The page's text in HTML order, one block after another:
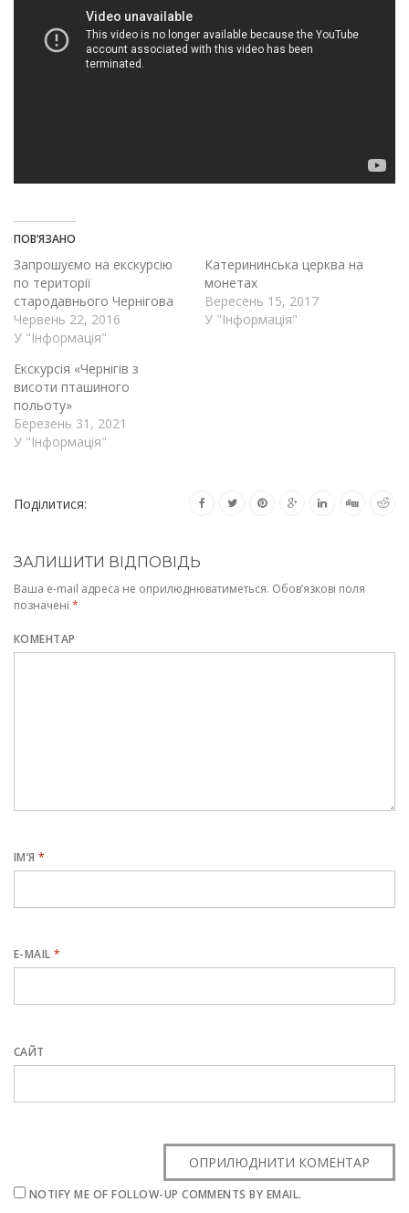
ПОВ’ЯЗАНО
Запрошуємо на екскурсію
по території
стародавнього Чернігова
Червень 22, 2016
У "Інформація"
Катерининська церква на
монетах
Вересень 15, 2017
У "Інформація"
Екскурсія «Чернігів з
висоти пташиного
польоту»
Березень 31, 2021
У "Інформація"
Поділитися:
ЗАЛИШИТИ ВІДПОВІДЬ
Ваша e-mail адреса не оприлюднюватиметься. Обов’язкові поля
позначені *
КОМЕНТАР
ІМ’Я*
E-MAIL*
САЙТ
NOTIFY ME OF FOLLOW-UP COMMENTS BY EMAIL.